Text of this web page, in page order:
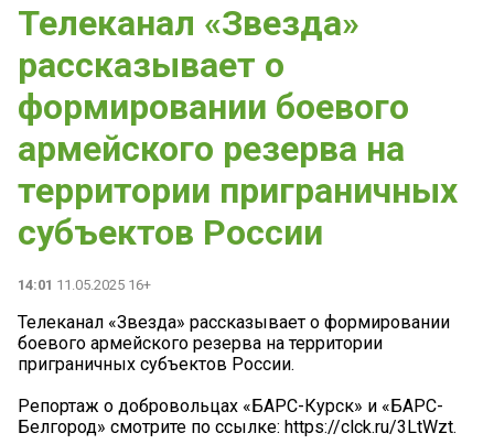
Телеканал «Звезда»
рассказывает о
формировании боевого
армейского резерва на
территории приграничных
субъектов России
14:01 11.05.2025 16+
Телеканал «Звезда» рассказывает о формировании
боевого армейского резерва на территории
приграничных субъектов России.
Репортаж о добровольцах «БАРС-Курск» и «БАРС-
Белгород» смотрите по ссылке: https://clck.ru/3LtWzt.